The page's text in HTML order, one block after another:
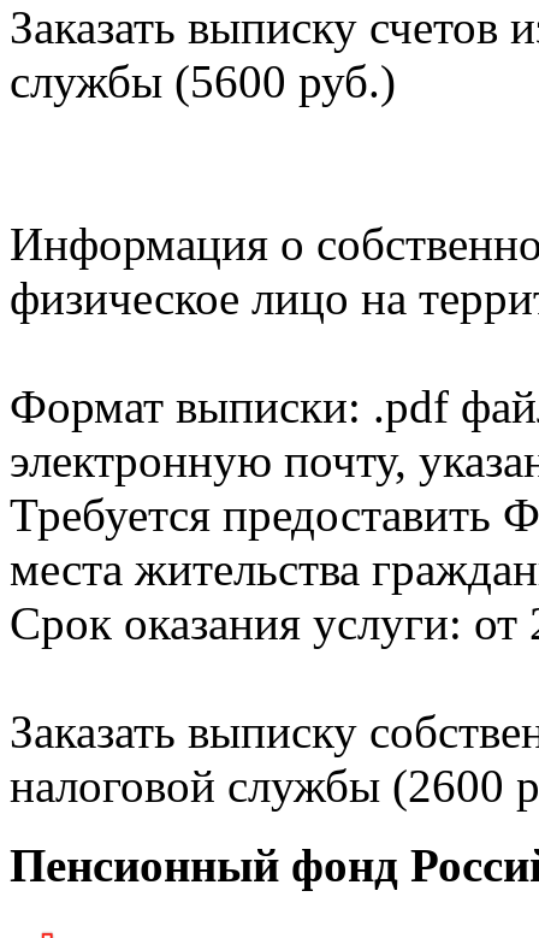
Заказать выписку счетов
службы (5600 руб.)
Информация о
физическое лицо на
Формат выписки: .pdf
электронную почту,
Требуется
места жительства
Срок оказания услуги: от
Заказать выписку
налоговой службы (2600
Пенсионный фонд